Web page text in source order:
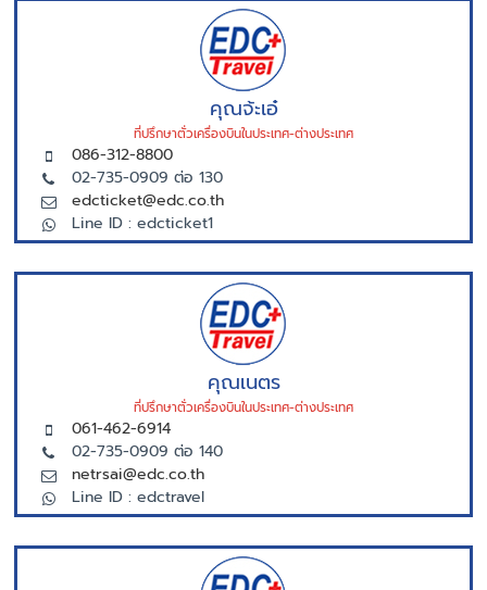
คุณจ้ะเอ๋
ที่ปรึกษาตั่วเครื่องบินในประเทศ-ต่างประเทศ
086-312-8800
02-735-0909 ต่อ 130
edcticket@edc.co.th
Line ID : edcticket1
คุณเนตร
ที่ปรึกษาตั่วเครื่องบินในประเทศ-ต่างประเทศ
061-462-6914
02-735-0909 ต่อ 140
netrsai@edc.co.th
Line ID : edctravel